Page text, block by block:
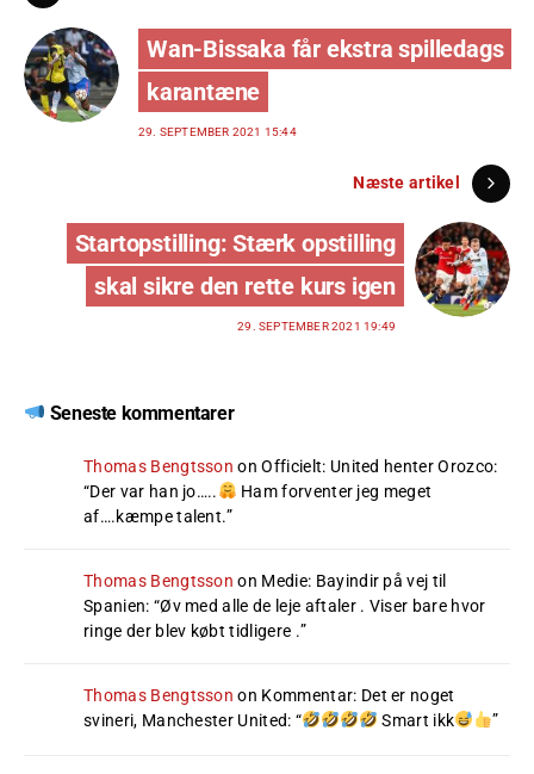
Wan-Bissaka får ekstra spilledags
karantæne
29. SEPTEMBER 2021 15:44
Næste artikel
Startopstilling: Stærk opstilling
skal sikre den rette kurs igen
29. SEPTEMBER 2021 19:49
Seneste kommentarer
Thomas Bengtsson onOfficielt: United henter Orozco:
“Der var han jo…..
Ham forventer jeg meget
af….kæmpe talent.”
Thomas Bengtsson on Medie: Bayindir på vej til
Spanien: “Øv med alle de leje aftaler . Viser bare hvor
ringe der blev købt tidligere .”
Thomas Bengtsson on Kommentar: Det er noget
svineri, Manchester United: “ Smart ikk ”